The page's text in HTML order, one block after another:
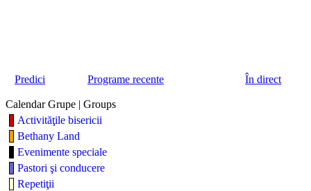
Predici Programe recente În direct
Calendar Grupe | Groups
Activităţile bisericii
Bethany Land
Evenimente speciale
Pastori şi conducere
Repetiţii